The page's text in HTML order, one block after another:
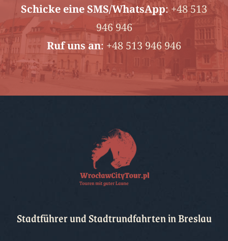
Schicke eine SMS/WhatsApp:+48 513
946 946
Ruf uns an: +48 513 946 946
Stadtführer und Stadtrundfahrten in Breslau